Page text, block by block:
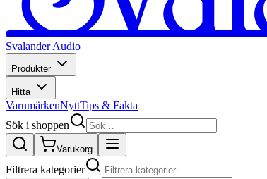
Svalander Audio
Produkter
Hitta
VarumärkenNyttTips & Fakta
Sök i shoppen
Varukorg
Filtrera kategorier